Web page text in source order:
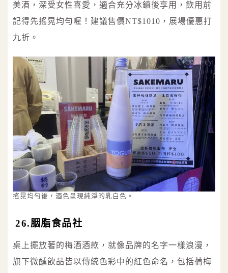
美酒，深受女性喜愛，適合充分冰鎮後享用，飲用前
記得先搖晃均勻喔！建議售價NT$1010，展場優惠打
九折。
搖晃均勻後，酒色呈現純淨的乳白色。
26.胭脂食品社
桌上擺放著的梅酒酒款，就像品牌的名字一樣浪漫，
旗下微醺飲品皆以傳統色彩中的紅色命名，包括蒨梅